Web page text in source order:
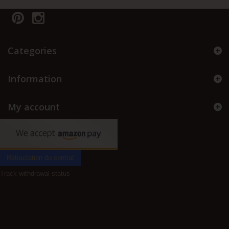
Categories
Information
My account
Track withdrawal status